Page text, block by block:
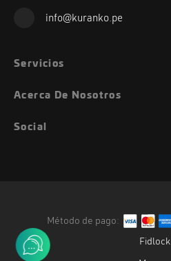
info@kuranko.pe
Servicios
Acerca De Nosotros
Social
Método de pago:
Fidlock